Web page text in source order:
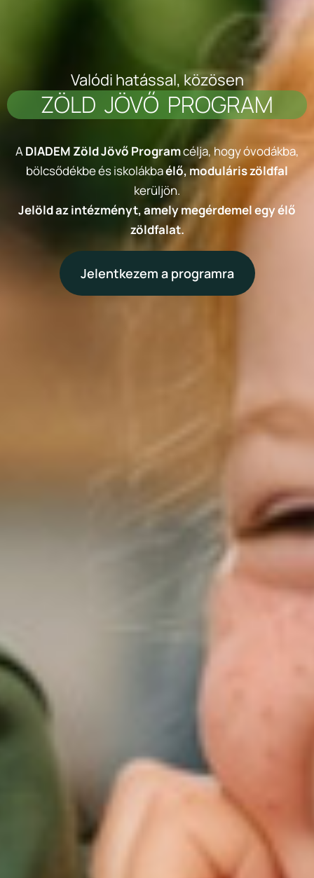
Valódi hatással, közösen
ZÖLD JÖVŐ PROGRAM
ADIADEM Zöld Jövő Programcélja, hogy óvodákba,
bölcsődékbe és iskolákbaélő, moduláris zöldfal
kerüljön.
Jelöld az intézményt, amely megérdemel egy élő
zöldfalat.
Jelentkezem a programra